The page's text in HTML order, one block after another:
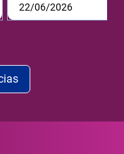
22/06/2026